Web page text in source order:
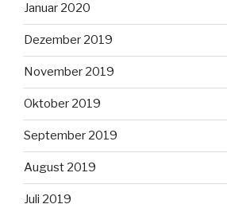
Januar 2020
Dezember 2019
November 2019
Oktober 2019
September 2019
August 2019
Juli 2019